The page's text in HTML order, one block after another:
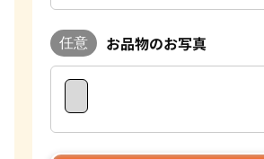
任意 お品物のお写真